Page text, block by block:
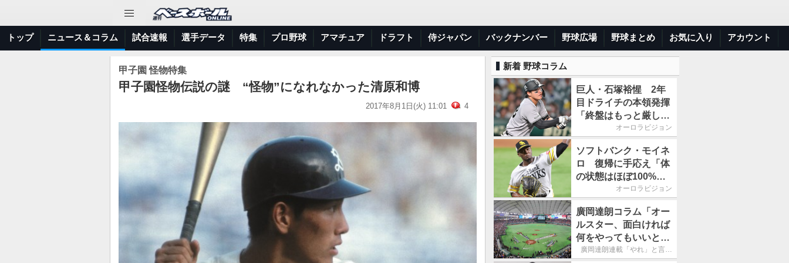
トップ ニュース＆コラム 試合速報 選手データ 特集 プロ野球 アマチュア ドラフト 侍ジャパン バックナンバー 野球広場 野球まとめ お気に入り アカウント
甲子園 怪物特集
甲子園怪物伝説の謎 “怪物”になれなかった清原和博
2017年8月1日(火) 11:01 4
新着 野球コラム
巨人・石塚裕惺 2年
目ドライチの本領発揮
「終盤はもっと厳しい
戦いが続いていく。チ
に」／後半戦に息巻
く！
オーロラビジョン
ソフトバンク・モイネ
ロ 復帰に手応え「体
の状態はほぼ100%」
／後半戦に息巻く！
オーロラビジョン
廣岡達朗コラム「オー
ルスター、面白ければ
何をやってもいいとい
う発想は大間違い」
廣岡達朗連載「やれ」と言え
る信念